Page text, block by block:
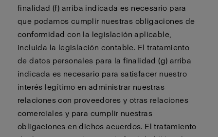
finalidad (f) arriba indicada es necesario para
que podamos cumplir nuestras obligaciones de
conformidad con la legislación aplicable,
incluida la legislación contable. El tratamiento
de datos personales para la finalidad (g) arriba
indicada es necesario para satisfacer nuestro
interés legítimo en administrar nuestras
relaciones con proveedores y otras relaciones
comerciales y para cumplir nuestras
obligaciones en dichos acuerdos. El tratamiento